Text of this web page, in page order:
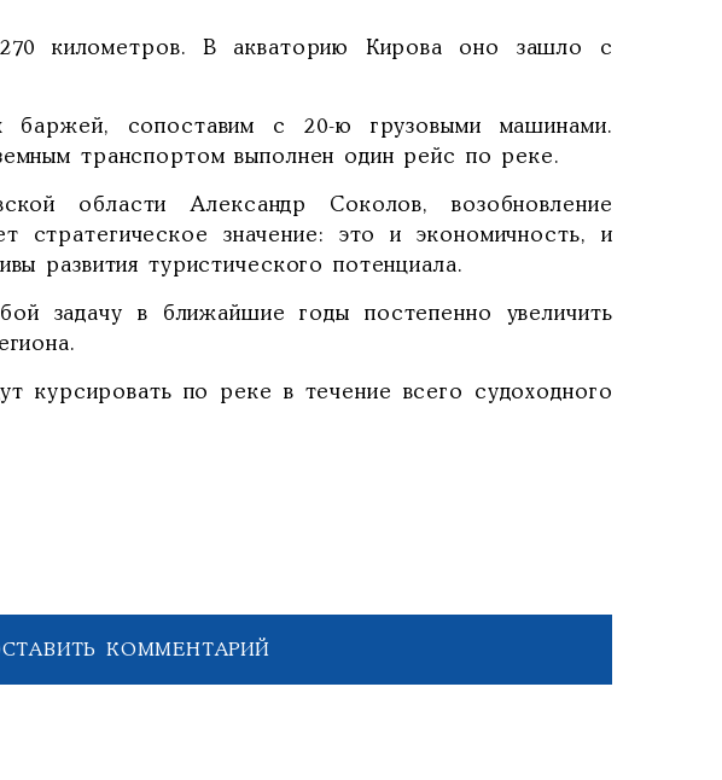
километров. В акваторию Кирова оно зашло с
баржей, сопоставим с 20-ю грузовыми машинами.
транспортом выполнен один рейс по реке.
области Александр Соколов, возобновление
стратегическое значение: это и экономичность, и
развития туристического потенциала.
задачу в ближайшие годы постепенно увеличить
курсировать по реке в течение всего судоходного
КОММЕНТАРИЙ